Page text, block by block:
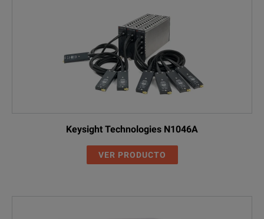
Keysight Technologies N1046A
VER PRODUCTO